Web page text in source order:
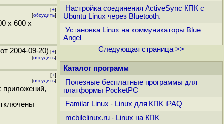
[+]
[обсудить]
x 600 x
от 2004-09-20) [+]
[обсудить]
[+]
[обсудить]
приложений,
Настройка соединения ActiveSync КПК c
Ubuntu Linux через Bluetooth.
Установка Linux на коммуникаторы Blue
Angel
Следующая страница >>
Каталог программ
Полезные бесплатные программы для
платформы PocketPC
Familar Linux - Linux для КПК iPAQ
mobilelinux.ru - Linux на КПК